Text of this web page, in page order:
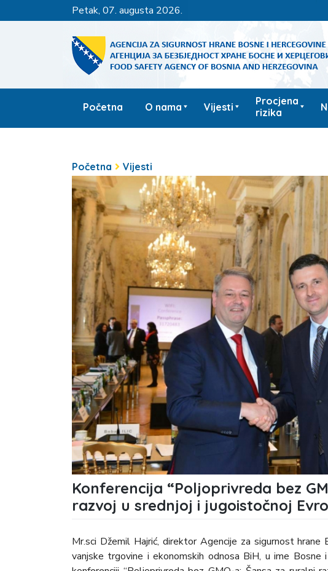
petak, 07. augusta 2026.
Početna O nama Vijesti
Procjena
rizika
Početna Vijesti
Konferencija “Poljoprivreda bez
razvoj u srednjoj i jugoistočnoj
Mr.sci Džemil Hajrić, direktor Agencije za sigurnost
vanjske trgovine i ekonomskih odnosa BiH, u ime Bosne